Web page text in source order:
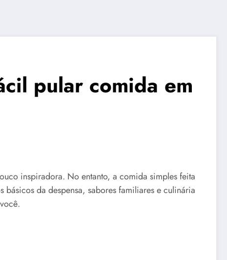
pular comida em
inspiradora. No entanto, a comida simples feita
básicos da despensa, sabores familiares e culinária